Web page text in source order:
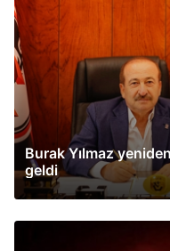
Burak Yılmaz
geldi